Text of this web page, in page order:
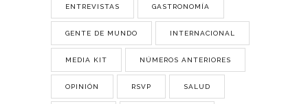
ENTREVISTAS GASTRONOMÍA
GENTE DE MUNDO INTERNACIONAL
MEDIA KIT NÚMEROS ANTERIORES
OPINIÓN RSVP SALUD